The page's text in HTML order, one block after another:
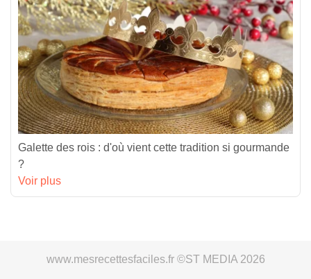
Galette des rois : d'où vient cette tradition si gourmande
?
Voir plus
www.mesrecettesfaciles.fr ©ST MEDIA 2026